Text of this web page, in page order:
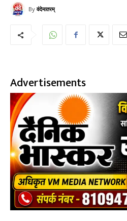
By वंदेमातरम्
Advertisements